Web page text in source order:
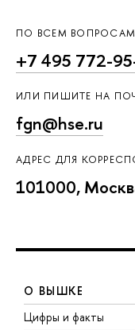
ПО ВСЕМ
+7 495 772-
ИЛИ ПИШИТЕ НА
fgn@hse.ru
АДРЕС ДЛЯ
101000,
О ВЫШКЕ
Цифры и факты